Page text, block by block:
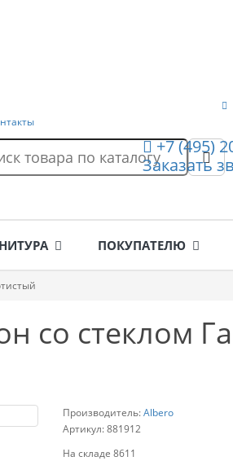
+7 (495)
Заказать
ПОКУПАТЕЛЮ
со стеклом
Производитель:Albero
Артикул:881912
На складе 8611